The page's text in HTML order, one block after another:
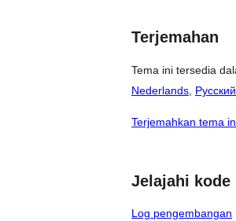
Terjemahan
Tema ini tersedia
Nederlands Русский
Terjemahkan tema
Jelajahi kode
Log pengembangan